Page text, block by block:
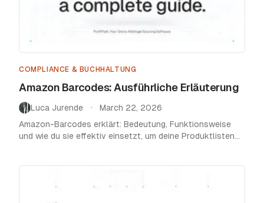
Home
COMPLIANCE & BUCHHALTUNG
Amazon Barcodes: Ausführliche Erläuterung
Luca Jurende •
March 22, 2026
Amazon-Barcodes erklärt: Bedeutung, Funktionsweise
und wie du sie effektiv einsetzt, um deine Produktlisten